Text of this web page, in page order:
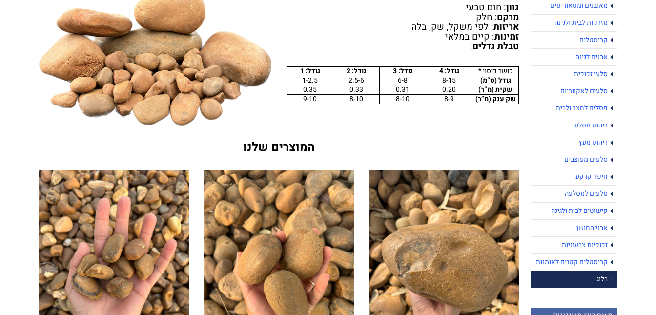
מאובנים ומטאוריטים
מזרקות לבית ולגינה
קריסטלים
אבנים לגינה
סלעי זכוכית
סלעים לאקווריום
פסלים לחצר ולבית
ריהוט מסלע
ריהוט מעץ
סלעים מעוצבים
חיפוי קרקע
סלעים למסלעה
קישוטים לבית ולגינה
אבני החושן
זכוכיות צבעוניות
קריסטלים קטנים לאומנות
בלוג
גוון: חום טבעי
מרקם: חלק
אריזות: לפי משקל, שק, בלה
זמינות: קיים במלאי
טבלת גדלים:
כושר כיסוי * גודל: 4 גודל: 3 גודל: 2
גודל: 1
גודל (ס”מ)
8-15
6-8
2.5-6
1-2.5
שקית (מ”ר)
0.20
0.31
0.33
0.35
שק ענק (מ”ר)
8-9
8-10
8-10
9-10
המוצרים שלנו